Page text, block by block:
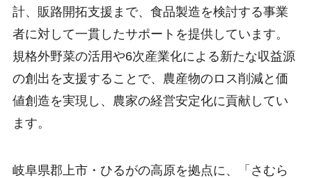
計、販路開拓支援まで、食品製造を検討する事業
者に対して一貫したサポートを提供しています。
規格外野菜の活用や6次産業化による新たな収益源
の創出を支援することで、農産物のロス削減と価
値創造を実現し、農家の経営安定化に貢献してい
ます。
岐阜県郡上市・ひるがの高原を拠点に、「さむら